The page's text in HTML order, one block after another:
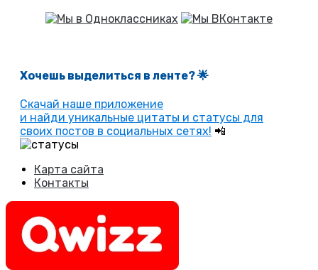
Хочешь выделиться в ленте? 🌟
Скачай наше приложение
и найди уникальные цитаты и статусы для
своих постов в социальных сетях! 📲
Карта сайта
Контакты